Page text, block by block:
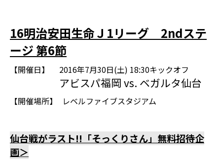
16明治安田生命Ｊ1リーグ 2ndステ
ージ 第6節
【開催日】 2016年7月30日(土) 18:30キックオフ
アビスパ福岡 vs. ベガルタ仙台
【開催場所】 レベルファイブスタジアム
仙台戦がラスト!!「そっくりさん」無料招待企
画＞